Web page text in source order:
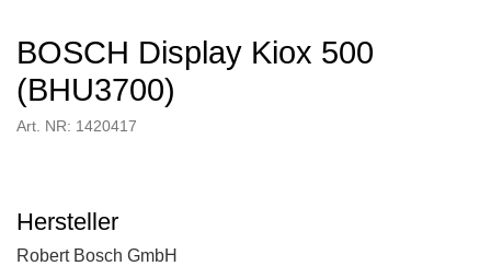
BOSCH Display Kiox 500
(BHU3700)
Art. NR: 1420417
Hersteller
Robert Bosch GmbH